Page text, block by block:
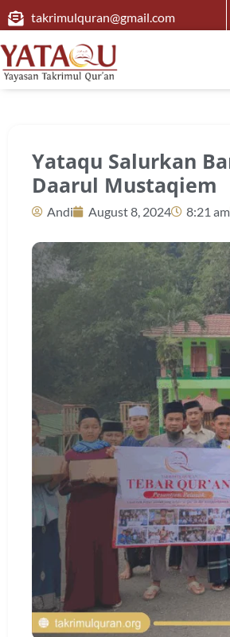
takrimulquran@gmail.com
Yataqu Salurkan
Daarul Mustaqiem
Andi August 8, 2024 8:21 am